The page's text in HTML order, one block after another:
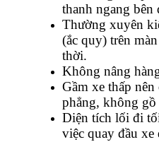
thanh ngang bên
Thường xuyên
(ắc quy) trên
thời.
Không nâng
Gầm xe thấp
phẳng, không gồ
Diện tích lối đi
việc quay đầu xe